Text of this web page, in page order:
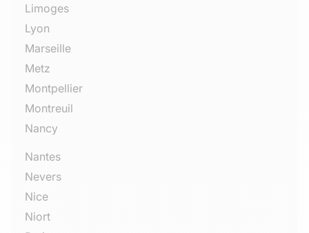
Limoges
Lyon
Marseille
Metz
Montpellier
Montreuil
Nancy
Nantes
Nevers
Nice
Niort